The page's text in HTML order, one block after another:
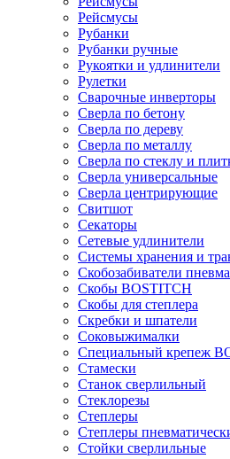
Рейсмусы
Рубанки
Рубанки ручные
Рукоятки и удлинители
Рулетки
Сварочные инверторы
Сверла по бетону
Сверла по дереву
Сверла по металлу
Сверла по стеклу и
Сверла универсальные
Сверла центрирующие
Свитшот
Секаторы
Сетевые удлинители
Системы хранения и
Скобозабиватели
Скобы BOSTITCH
Скобы для степлера
Скребки и шпатели
Соковыжималки
Специальный крепеж
Стамески
Станок сверлильный
Стеклорезы
Степлеры
Степлеры
Стойки сверлильные